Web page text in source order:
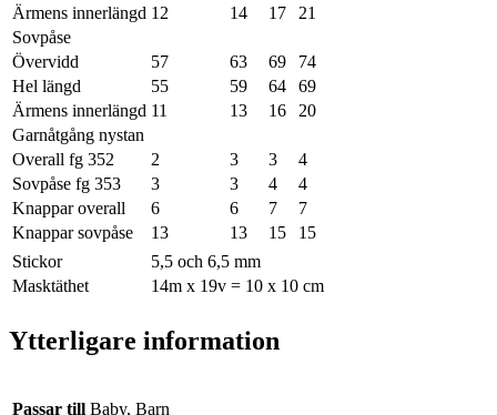
Ärmens innerlängd 12 14 17
21
Sovpåse
Övervidd
57 63 69
74
Hel längd
55 59 64
69
Ärmens innerlängd 11 13 16
20
Garnåtgång nystan
Overall fg 352
2 3 3
4
Sovpåse fg 353
3 3 4
4
Knappar overall
6 6 7
7
Knappar sovpåse
13 13 15
15
Stickor
5,5 och 6,5 mm
Masktäthet
14m x 19v = 10 x 10 cm
Ytterligare information
Passar till Baby, Barn